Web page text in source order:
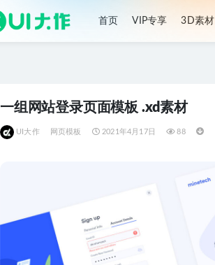
首页 VIP专享 3D素材
一组网站登录页面模板 .xd素材
UI大作 网页模板 2021年4月17日 88